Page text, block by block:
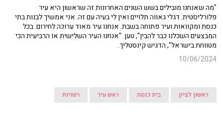
"מה שאנחנו מובילים בשש השנים האחרונות זה שראשון היא עיר
פלורליסטית. דגלי גאווה תלויים ואין לי בעיה עם זה. אני אמשיך לבנות בתי
כנסת ומקוואות ועיר פתוחה בשבת. אנחנו עיר מאוד ערוכה לחירום. בכל
המבצעים השכלנו כבר להבין", טען. "אנחנו העיר השלישית או הרביעית הכי
מטווחת בישראל", הדגיש קינסטליך.
10/06/2024
ראשון לציון בית כנסת ראש עיר רשויות